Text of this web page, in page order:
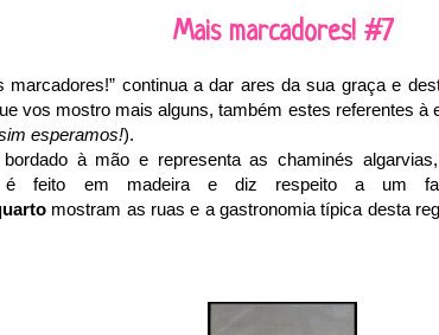
Mais marcadores! #7
marcadores!” continua a dar ares da sua graça e
vos mostro mais alguns, também estes referentes à
esperamos!).
à mão e representa as chaminés
é feito em madeira e diz respeito a um
mostram as ruas e a gastronomia típica desta